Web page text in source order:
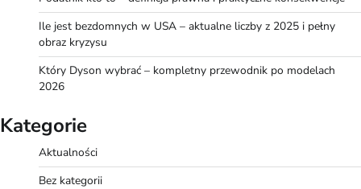
Ile jest bezdomnych w USA – aktualne liczby z 2025 i pełny
obraz kryzysu
Który Dyson wybrać – kompletny przewodnik po modelach
2026
Kategorie
Aktualności
Bez kategorii